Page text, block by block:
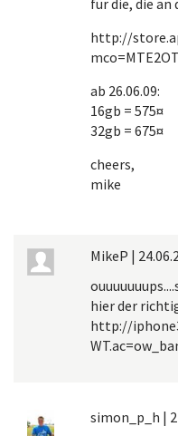
http://
ab 26.06.09:
16gb = 575¤
32gb = 675¤
cheers,
mike
MikeP |
hier der
http://
simon_p_h |